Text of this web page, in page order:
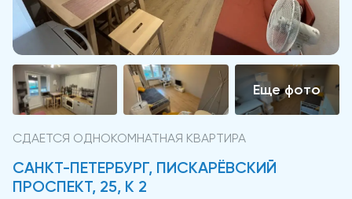
СДАЕТСЯ ОДНОКОМНАТНАЯ КВАРТИРА
САНКТ-ПЕТЕРБУРГ, ПИСКАРЁВСКИЙ
ПРОСПЕКТ, 25, К 2